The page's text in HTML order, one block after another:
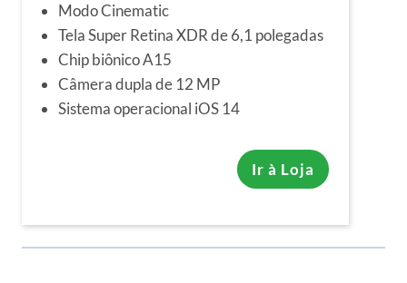
Modo Cinematic
Tela Super Retina XDR de 6,1 polegadas
Chip biônico A15
Câmera dupla de 12 MP
Sistema operacional iOS 14
Ir à Loja